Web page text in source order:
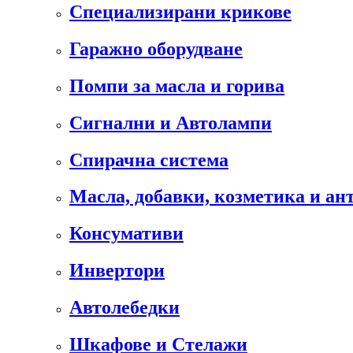
Специализирани крикове
Гаражно оборудване
Помпи за масла и горива
Сигнални и Автолампи
Спирачна система
Масла, добавки, козметика и
Консумативи
Инвертори
Автолебедки
Шкафове и Стелажи